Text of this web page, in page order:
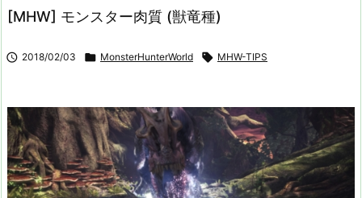
[MHW] モンスター肉質 (獣竜種)
 2018/02/03  MonsterHunterWorld  MHW-TIPS